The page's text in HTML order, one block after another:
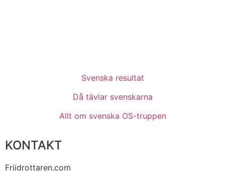
Svenska resultat
Då tävlar svenskarna
Allt om svenska OS-truppen
KONTAKT
Friidrottaren.com